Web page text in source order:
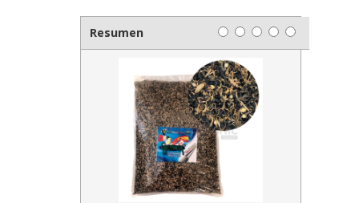
Resumen